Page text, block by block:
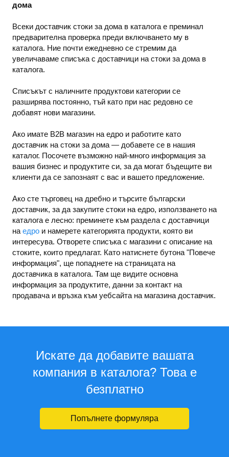
дома
Всеки доставчик стоки за дома в каталога е преминал
предварителна проверка преди включването му в
каталога. Ние почти ежедневно се стремим да
увеличаваме списъка с доставчици на стоки за дома в
каталога.
Списъкът с наличните продуктови категории се
разширява постоянно, тъй като при нас редовно се
добавят нови магазини.
Ако имате B2B магазин на едро и работите като
доставчик на стоки за дома — добавете се в нашия
каталог. Посочете възможно най-много информация за
вашия бизнес и продуктите си, за да могат бъдещите ви
клиенти да се запознаят с вас и вашето предложение.
Ако сте търговец на дребно и търсите български
доставчик, за да закупите стоки на едро, използването на
каталога е лесно: преминете към раздела с доставчици
на едро и намерете категорията продукти, която ви
интересува. Отворете списъка с магазини с описание на
стоките, които предлагат. Като натиснете бутона "Повече
информация", ще попаднете на страницата на
доставчика в каталога. Там ще видите основна
информация за продуктите, данни за контакт на
продавача и връзка към уебсайта на магазина доставчик.
Искате да добавите вашата
компания в каталога? Това е
безплатно
Попълнете формуляра